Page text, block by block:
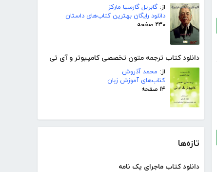
از: گابریل گارسیا مارکز
دانلود رایگان بهترین کتاب‌های داستان
۲۳۰ صفحه
دانلود کتاب ترجمه متون تخصصی کامپیوتر و آی تی
از: محمد آذروش
کتاب‌های آموزش زبان
۱۴ صفحه
تازه‌ها
دانلود کتاب ماجرای یک نامه